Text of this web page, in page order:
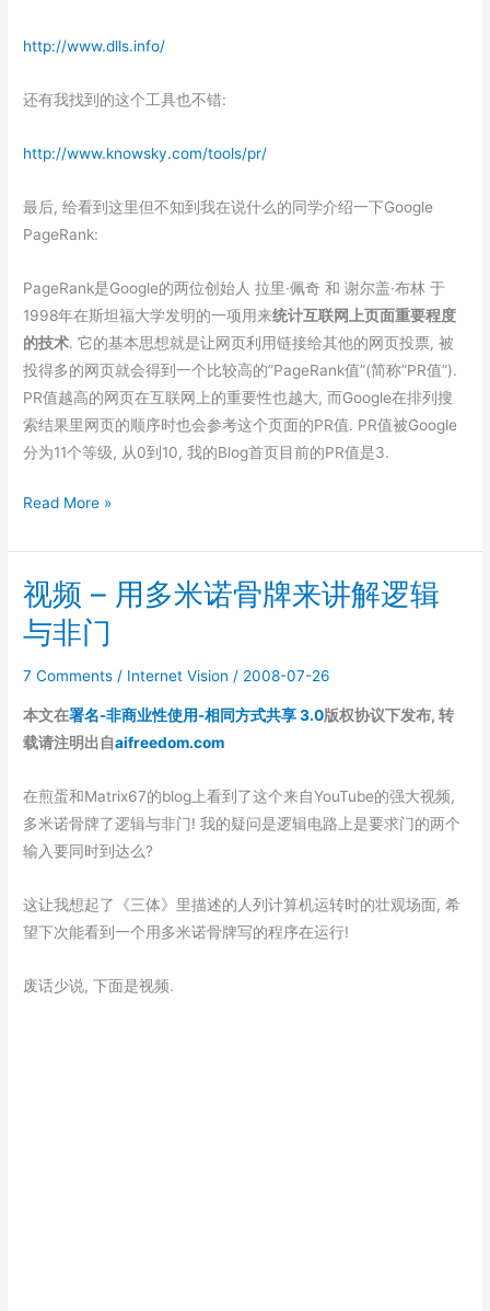
http://www.dlls.info/
还有我找到的这个工具也不错:
http://www.knowsky.com/tools/pr/
最后, 给看到这里但不知到我在说什么的同学介绍一下Google
PageRank:
PageRank是Google的两位创始人 拉里·佩奇 和 谢尔盖·布林 于
1998年在斯坦福大学发明的一项用来统计互联网上页面重要程度
的技术. 它的基本思想就是让网页利用链接给其他的网页投票, 被
投得多的网页就会得到一个比较高的”PageRank值”(简称”PR值”).
PR值越高的网页在互联网上的重要性也越大, 而Google在排列搜
索结果里网页的顺序时也会参考这个页面的PR值. PR值被Google
分为11个等级, 从0到10, 我的Blog首页目前的PR值是3.
Google
七
月
更
新
Read More »
视频 – 用多米诺骨牌来讲解逻辑
与非门
7 Comments / Internet Vision / 2008-07-26
本文在署名-非商业性使用-相同方式共享 3.0版权协议下发布, 转
载请注明出自aifreedom.com
在煎蛋和Matrix67的blog上看到了这个来自YouTube的强大视频,
多米诺骨牌了逻辑与非门! 我的疑问是逻辑电路上是要求门的两个
输入要同时到达么?
这让我想起了《三体》里描述的人列计算机运转时的壮观场面, 希
望下次能看到一个用多米诺骨牌写的程序在运行!
废话少说, 下面是视频.